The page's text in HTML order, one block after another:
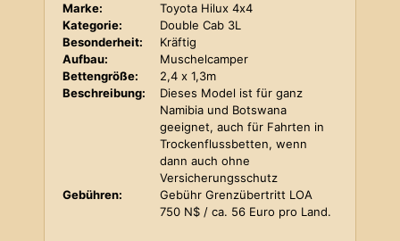
Marke:
Toyota Hilux 4x4
Kategorie:
Double Cab 3L
Besonderheit:
Kräftig
Aufbau:
Muschelcamper
Bettengröße:
2,4 x 1,3m
Beschreibung:
Dieses Model ist für ganz
Namibia und Botswana
geeignet, auch für Fahrten in
Trockenflussbetten, wenn
dann auch ohne
Versicherungsschutz
Gebühren:
Gebühr Grenzübertritt LOA
750 N$ / ca. 56 Euro pro Land.